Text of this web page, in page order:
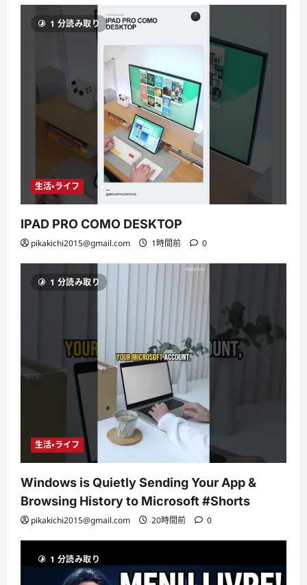
1 分読み取り
生活・ライフ
IPAD PRO COMO DESKTOP
pikakichi2015@gmail.com 1時間前 0
1 分読み取り
生活・ライフ
Windows is Quietly Sending Your App &
Browsing History to Microsoft #Shorts
pikakichi2015@gmail.com 20時間前 0
1 分読み取り